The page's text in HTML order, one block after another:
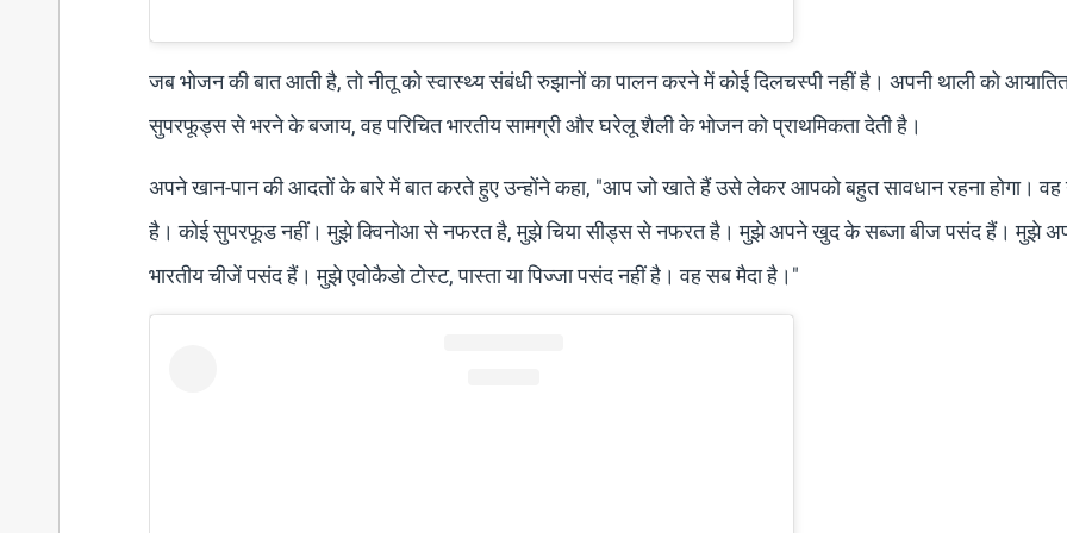
जब भोजन की बात आती है, तो नीतू को स्वास्थ्य संबंधी रुझानों का पालन करने में कोई दिलचस्पी नहीं है। अपनी थाली को
सुपरफूड्स से भरने के बजाय, वह परिचित भारतीय सामग्री और घरेलू शैली के भोजन को प्राथमिकता देती है।
अपने खान-पान की आदतों के बारे में बात करते हुए उन्होंने कहा, "आप जो खाते हैं उसे लेकर आपको बहुत सावधान रहना होगा। वह
है। कोई सुपरफूड नहीं। मुझे क्विनोआ से नफरत है, मुझे चिया सीड्स से नफरत है। मुझे अपने खुद के सब्जा बीज पसंद हैं। मुझे
भारतीय चीजें पसंद हैं। मुझे एवोकैडो टोस्ट, पास्ता या पिज्जा पसंद नहीं है। वह सब मैदा है।"